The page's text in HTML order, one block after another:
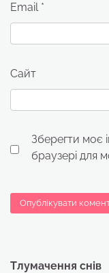
Email *
Сайт
Зберегти моє
браузері для
Тлумачення снів